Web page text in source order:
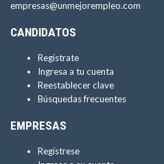
empresas@unmejorempleo.com
CANDIDATOS
Regístrate
Ingresa a tu cuenta
Reestablecer clave
Búsquedas frecuentes
EMPRESAS
Regístrese